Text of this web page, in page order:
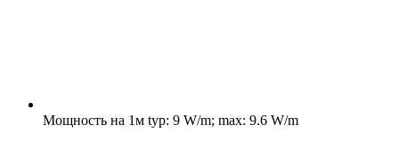
Мощность на 1м typ: 9 W/m; max: 9.6 W/m